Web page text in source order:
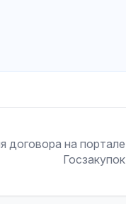
договора на портале
Госзакупок